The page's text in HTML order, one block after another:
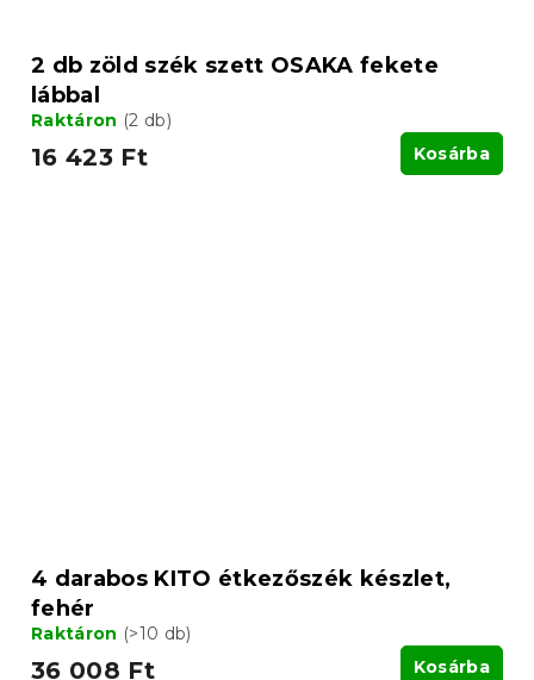
2 db zöld szék szett OSAKA fekete
lábbal
Raktáron (2 db)
16 423 Ft Kosárba
4 darabos KITO étkezőszék készlet,
fehér
Raktáron (>10 db)
36 008 Ft Kosárba